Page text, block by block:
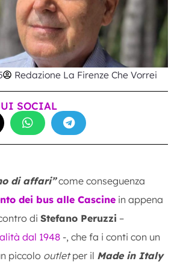
Redazione La Firenze Che Vorrei
SOCIAL
di affari”come conseguenza
dei bus alle Cascine in appena
di Stefano Peruzzi –
dal 1948 -, che fa i conti con un
piccolo outletper il Made in Italy